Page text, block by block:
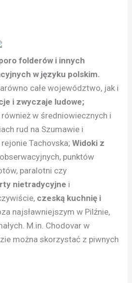
folderów i innych
w języku polskim.
całe województwo, jak i
i zwyczaje ludowe;
w średniowiecznych i
rud na Szumawie i
Tachovska;Widoki z
punktów
paralotni czy
nietradycyjne i
czeską kuchnię i
najsławniejszym w Pilźnie,
M.in. Chodovar w
można skorzystać z piwnych